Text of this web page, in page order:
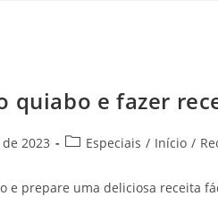
quiabo e fazer
2023 Especiais / Início /
e prepare uma deliciosa receita